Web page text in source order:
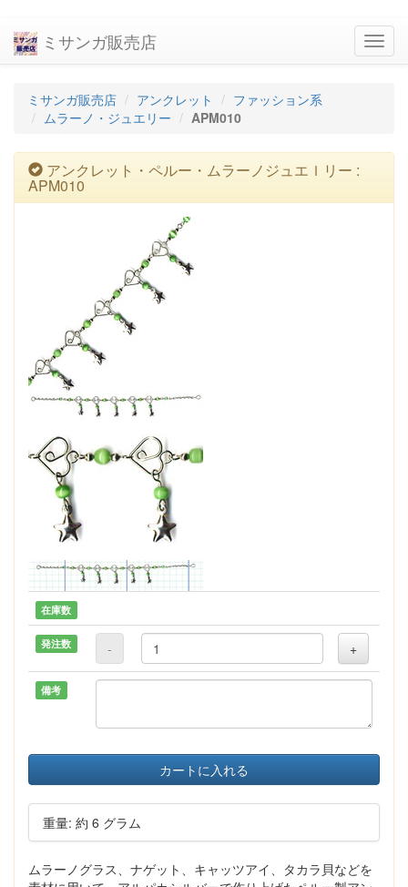
ミサンガ販売店
ミサンガ販売店 アンクレット
ファッション系
ムラーノ・ジュエリー
APM010
アンクレット・ペルー・ムラーノジュエｌリー :
APM010
在庫数
発注数 - +
備考
カートに入れる
重量: 約 6 グラム
ムラーノグラス、ナゲット、キャッツアイ、タカラ貝などを